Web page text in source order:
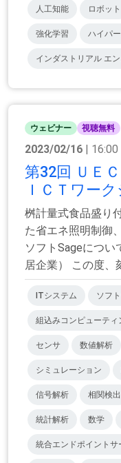
人工知能 ロボット
強化学習 ハイパ
インダストリアル エ
ウェビナー 視聴無料
2023/02/16 | 16:00
第32回 ＵＥ
ＩＣＴワー
桝計量式食品盛り
た省エネ照明制御
ソフトSageについ
居企業） この度、
ITシステム ソフ
組込みコンピューティ
センサ 数値解析
シミュレーション
信号解析 相関検出
統計解析 数学
統合エンドポイントサ